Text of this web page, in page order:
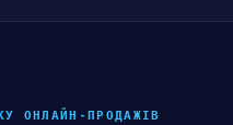
ОНЛАЙН-ПРОДАЖІВ